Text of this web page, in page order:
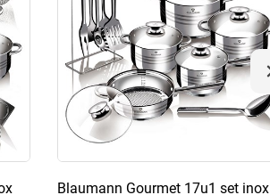
Blaumann Gourmet 17u1 set inox